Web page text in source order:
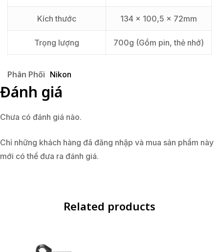
Kích thước 134 x 100,5 x 72mm
Trọng lượng 700g (Gồm pin, thẻ nhớ)
Phân Phối Nikon
Đánh giá
Chưa có đánh giá nào.
Chỉ những khách hàng đã đăng nhập và mua sản phẩm này
mới có thể đưa ra đánh giá.
Related products